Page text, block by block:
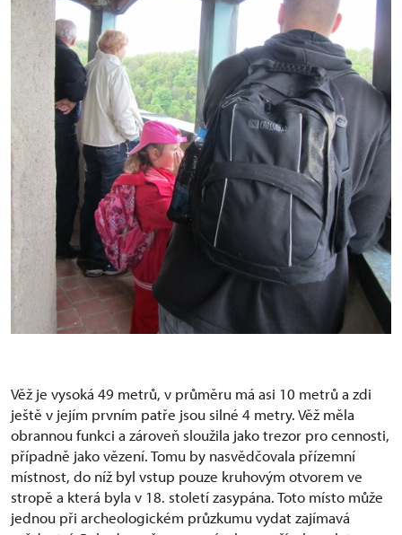
Věž je vysoká 49 metrů, v průměru má asi 10 metrů a zdi
ještě v jejím prvním patře jsou silné 4 metry. Věž měla
obrannou funkci a zároveň sloužila jako trezor pro cennosti,
případně jako vězení. Tomu by nasvědčovala přízemní
místnost, do níž byl vstup pouze kruhovým otvorem ve
stropě a která byla v 18. století zasypána. Toto místo může
jednou při archeologickém průzkumu vydat zajímavá